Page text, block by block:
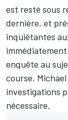
est resté sous
dernière, et
inquiétantes
enquête au
course,
investigations
nécessaire.